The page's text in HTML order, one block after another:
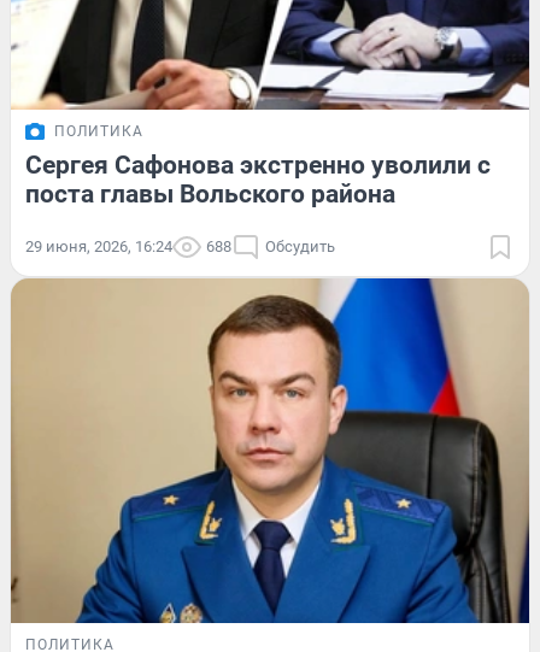
ПОЛИТИКА
Сергея Сафонова экстренно уволили с
поста главы Вольского района
29 июня, 2026, 16:24 688 Обсудить
ПОЛИТИКА